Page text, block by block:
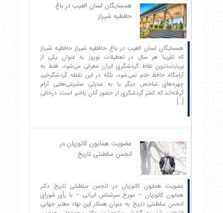
همسایگان لسان الغیب در باغ
حافظیه شیراز
همسایگان لسان الغیب در باغ حافظیه شیراز حافظیه‌ شیراز
که تقریبا هر سال در تعطیلات نوروز به عنوان یکی از
پربازدیدترین نقاط گردشگری ایران معرفی می‌شود، فقط به
آرامگاه حافظ ختم نمی‌شود، بلکه در این نقطه گردشگرخیز،
چهره‌های شاخص دیگر یا به عبارتی سلبریتی‌هایی آرام
گرفته‌اند که کمتر گردشگری از حضور آنان باخبر است، درحالی
[…]
عضویت همایون کاتوزیان در
انجمن سلطنتی تاریخ
عضویت همایون کاتوزیان در انجمن سلطنتی تاریخ دکتر
همایون کاتوزیان – مورخ سرشناس ایرانی – با رأی شورای
انجمن سلطنتی تاریخ به عنوان همکار این نهاد معتبر جهانی